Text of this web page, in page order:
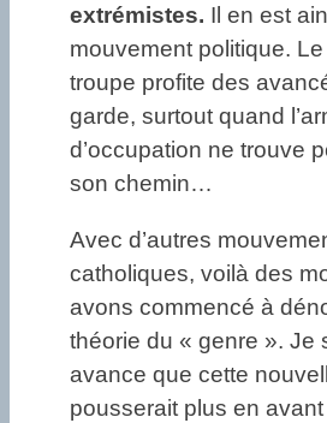
extrémistes. Il en est
mouvement politique.
troupe profite des
garde, surtout quand
d’occupation ne trouve
son chemin…
Avec d’autres
catholiques, voilà des
avons commencé à
théorie du « genre ». Je
avance que cette
pousserait plus en avant